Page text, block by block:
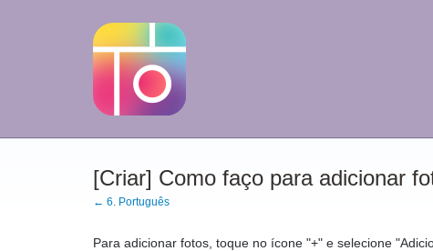
[Criar] Como faço para adicionar
← 6. Português
Para adicionar fotos, toque no ícone "+" e selecione